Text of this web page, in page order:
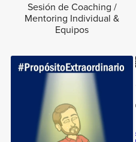
Sesión de Coaching /
Mentoring Individual &
Equipos